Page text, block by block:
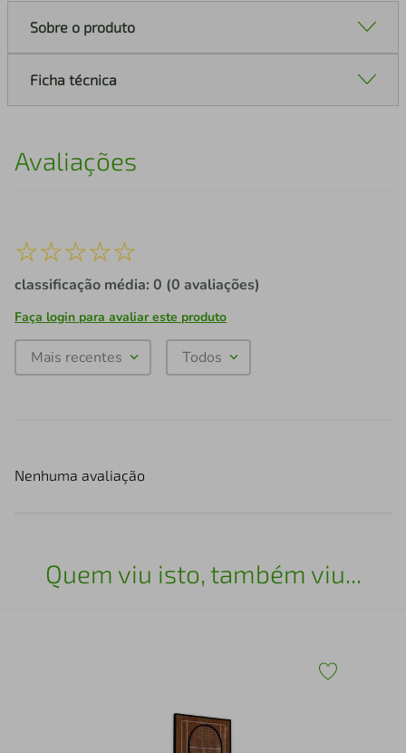
Sobre o produto
Ficha técnica
Avaliações
☆☆☆☆☆
classificação média: 0 (0 avaliações)
Faça login para avaliar este produto
Mais recentes Todos
Nenhuma avaliação
Quem viu isto, também viu...